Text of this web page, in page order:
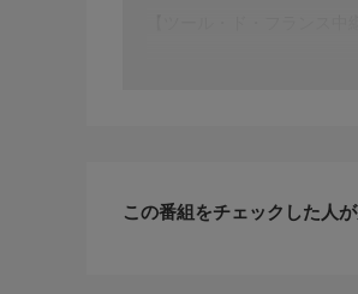
この番組をチェックした人